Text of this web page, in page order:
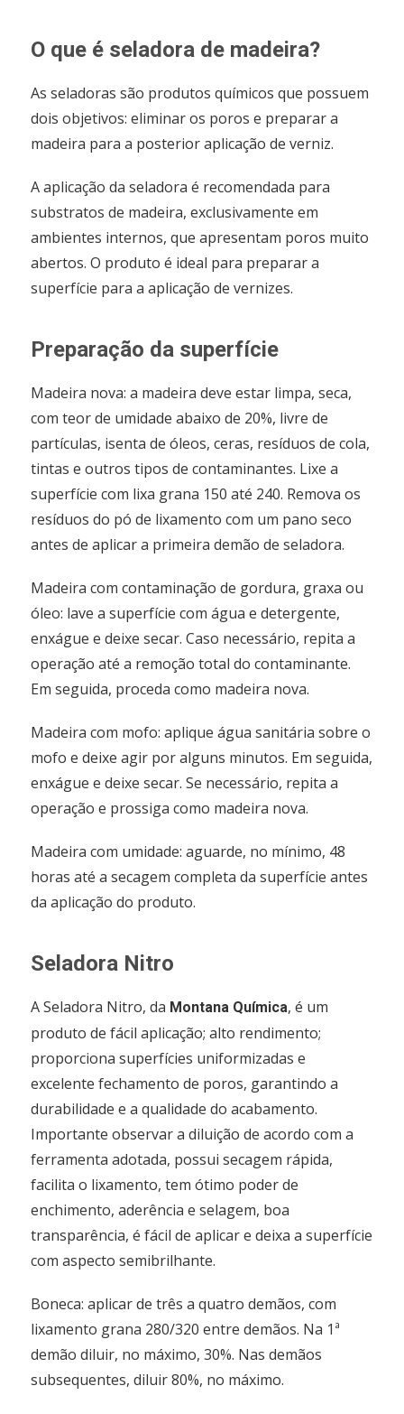
O que é seladora de madeira?
As seladoras são produtos químicos que possuem
dois objetivos: eliminar os poros e preparar a
madeira para a posterior aplicação de verniz.
A aplicação da seladora é recomendada para
substratos de madeira, exclusivamente em
ambientes internos, que apresentam poros muito
abertos. O produto é ideal para preparar a
superfície para a aplicação de vernizes.
Preparação da superfície
Madeira nova: a madeira deve estar limpa, seca,
com teor de umidade abaixo de 20%, livre de
partículas, isenta de óleos, ceras, resíduos de cola,
tintas e outros tipos de contaminantes. Lixe a
superfície com lixa grana 150 até 240. Remova os
resíduos do pó de lixamento com um pano seco
antes de aplicar a primeira demão de seladora.
Madeira com contaminação de gordura, graxa ou
óleo: lave a superfície com água e detergente,
enxágue e deixe secar. Caso necessário, repita a
operação até a remoção total do contaminante.
Em seguida, proceda como madeira nova.
Madeira com mofo: aplique água sanitária sobre o
mofo e deixe agir por alguns minutos. Em seguida,
enxágue e deixe secar. Se necessário, repita a
operação e prossiga como madeira nova.
Madeira com umidade: aguarde, no mínimo, 48
horas até a secagem completa da superfície antes
da aplicação do produto.
Seladora Nitro
A Seladora Nitro, da Montana Química, é um
produto de fácil aplicação; alto rendimento;
proporciona superfícies uniformizadas e
excelente fechamento de poros, garantindo a
durabilidade e a qualidade do acabamento.
Importante observar a diluição de acordo com a
ferramenta adotada, possui secagem rápida,
facilita o lixamento, tem ótimo poder de
enchimento, aderência e selagem, boa
transparência, é fácil de aplicar e deixa a superfície
com aspecto semibrilhante.
Boneca: aplicar de três a quatro demãos, com
lixamento grana 280/320 entre demãos. Na 1ª
demão diluir, no máximo, 30%. Nas demãos
subsequentes, diluir 80%, no máximo.